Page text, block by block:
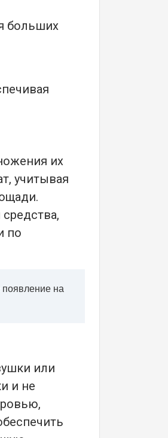
больших
их
учитывая
по
на
или
и не